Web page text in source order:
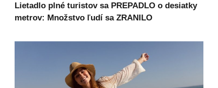
Lietadlo plné turistov sa PREPADLO o desiatky
metrov: Množstvo ľudí sa ZRANILO